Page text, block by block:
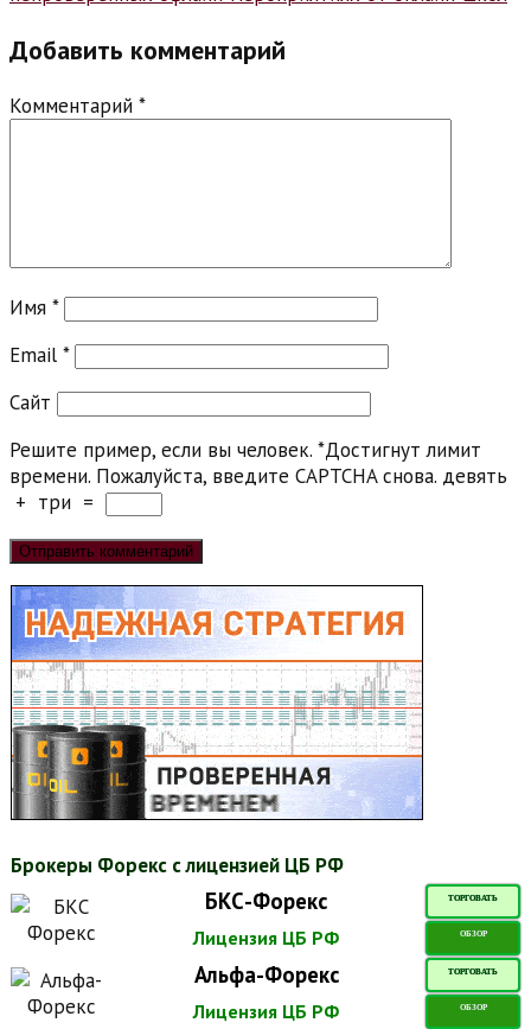
Добавить комментарий
Комментарий *
Имя *
Email *
Сайт
Решите пример, если вы человек. *Достигнут лимит
времени. Пожалуйста, введите CAPTCHA снова. девять
+ три =
Брокеры Форекс с лицензией ЦБ РФ
БКС-Форекс ТОРГОВАТЬ
Лицензия ЦБ РФ ОБЗОР
Альфа-Форекс ТОРГОВАТЬ
Лицензия ЦБ РФ ОБЗОР